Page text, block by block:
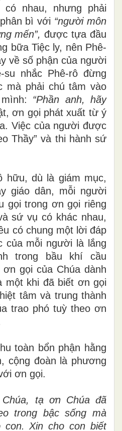
nhau, nhưng phải
bì với “người môn
mến”,được tựa đầu
bữa Tiệc ly, nên Phê-
về số phận của người
su nhắc Phê-rô đừng
mà phải chú tâm vào
“Phần anh, hãy
ơn gọi phát xuất từ ý
Việc của người được
Thầy” và thi hành sứ
hữu, dù là giám mục,
giáo dân, mỗi người
gọi trong ơn gọi riêng
sứ vụ có khác nhau,
có chung một lời đáp
của mỗi người là lắng
trong bầu khí cầu
gọi của Chúa dành
một khi đã biết ơn gọi
tâm và trung thành
trao phó tuỳ theo ơn
toàn bổn phận hằng
cộng đoàn là phương
ơn gọi.
Chúa, tạ ơn Chúa đã
trong bậc sống mà
con. Xin cho con biết